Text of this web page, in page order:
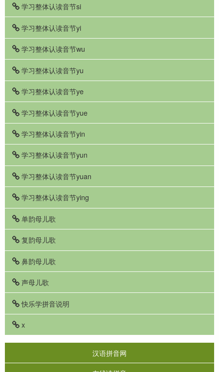
学习整体认读音节si
学习整体认读音节yi
学习整体认读音节wu
学习整体认读音节yu
学习整体认读音节ye
学习整体认读音节yue
学习整体认读音节yin
学习整体认读音节yun
学习整体认读音节yuan
学习整体认读音节ying
单韵母儿歌
复韵母儿歌
鼻韵母儿歌
声母儿歌
快乐学拼音说明
x
汉语拼音网